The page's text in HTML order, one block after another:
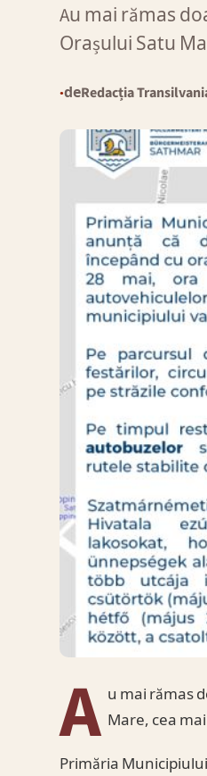
Au mai rămas
Orașului Satu
●deRedacția
A u mai rămas
Mare, cea
Primăria